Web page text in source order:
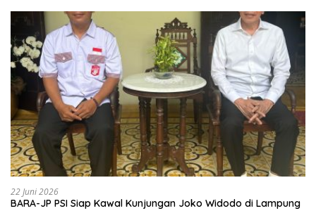
22 Juni 2026
BARA-JP PSI Siap Kawal Kunjungan Joko Widodo di Lampung